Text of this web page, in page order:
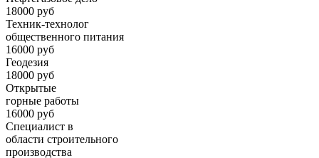
18000 руб
Техник-технолог
общественного питания
16000 руб
Геодезия
18000 руб
Открытые
горные работы
16000 руб
Специалист в
области строительного
производства